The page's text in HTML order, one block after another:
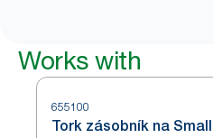
Works with
655100
Tork zásobník na